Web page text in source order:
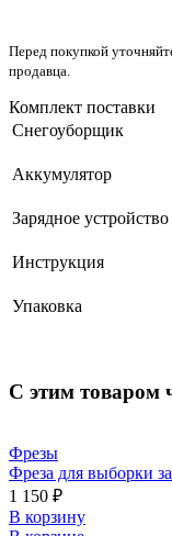
Перед покупкой
продавца.
Комплект поставки
Снегоуборщик
Аккумулятор
Зарядное устройство
Инструкция
Упаковка
С этим товаром
Фрезы
Фреза для выборки
1 150 ₽
В корзину